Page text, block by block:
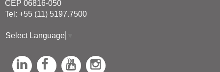
CEP 06816-050
Tel: +55 (11) 5197.7500
Select Language
L
F
Y
I